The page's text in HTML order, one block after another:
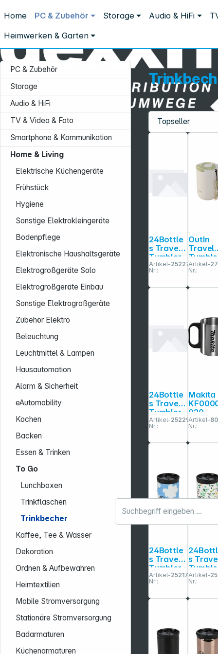
Home PC & Zubehör Storage Audio & HiFi
Heimwerken & Garten
Home & Living To Go Trinkbecher
Trinkbecher
PC & Zubehör
Storage
Audio & HiFi
TV & Video & Foto
Smartphone & Kommunikation
Home & Living
Elektrische Küchengeräte
Frühstück
Hygiene
Sonstige Elektrokleingeräte
Bodenpflege
Elektronische Haushaltsgeräte
Elektrogroßgeräte Solo
Elektrogroßgeräte Einbau
Sonstige Elektrogroßgeräte
Zubehör Elektro
Beleuchtung
Leuchtmittel & Lampen
Hausautomation
Alarm & Sicherheit
eAutomobility
Kochen
Backen
Essen & Trinken
To Go
Lunchboxen
Trinkflaschen
Trinkbecher
Kaffee, Tee & Wasser
Dekoration
Ordnen & Aufbewahren
Heimtextilien
Mobile Stromversorgung
Stationäre Stromversorgung
Badarmaturen
Küchenarmaturen
24Bottle
s Travel
Tumbler
Atlantic
Bay, 350
Artikel-
Nr.:
252277
OutIn
Travel
Sand
White
Artikel-
Nr.:
24Bottle
s Travel
Tumbler
Carrara
350 ml
Artikel-
Nr.:
252291
Makita
020
echer
Artikel-
Nr.:
24Bottle
s Travel
Tumbler
Daydrea
ming, 350
Artikel-
Nr.:
252172
s
Little
Buds,
Artikel-
Nr.:
Service-Hotline:
+49 931 9708–496
Mo. - Fr.: 08:00 - 17:00 Uhr